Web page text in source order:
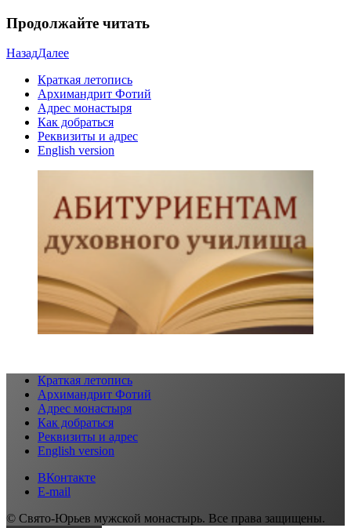
Продолжайте читать
НазадДалее
Краткая летопись
Архимандрит Фотий
Адрес монастыря
Как добраться
Реквизиты и адрес
English version
Краткая летопись
Архимандрит Фотий
Адрес монастыря
Как добраться
Реквизиты и адрес
English version
ВКонтакте
E-mail
© Свято-Юрьев мужской монастырь. Все права защищены.